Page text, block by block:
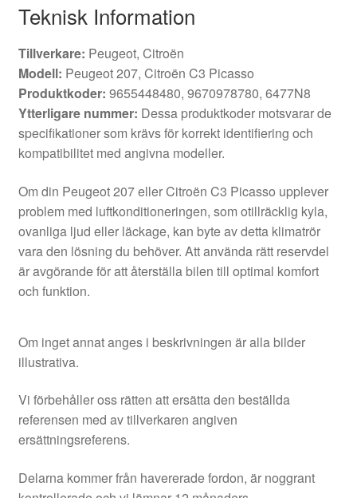
Teknisk Information
Tillverkare: Peugeot, Citroën
Modell: Peugeot 207, Citroën C3 Picasso
Produktkoder: 9655448480, 9670978780, 6477N8
Ytterligare nummer: Dessa produktkoder motsvarar de
specifikationer som krävs för korrekt identifiering och
kompatibilitet med angivna modeller.
Om din Peugeot 207 eller Citroën C3 Picasso upplever
problem med luftkonditioneringen, som otillräcklig kyla,
ovanliga ljud eller läckage, kan byte av detta klimatrör
vara den lösning du behöver. Att använda rätt reservdel
är avgörande för att återställa bilen till optimal komfort
och funktion.
Om inget annat anges i beskrivningen är alla bilder
illustrativa.
Vi förbehåller oss rätten att ersätta den beställda
referensen med av tillverkaren angiven
ersättningsreferens.
Delarna kommer från havererade fordon, är noggrant